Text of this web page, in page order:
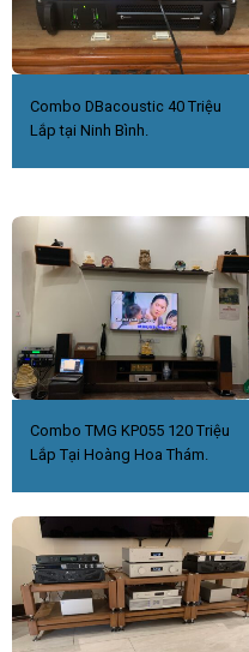
Combo DBacoustic 40 Triệu
Lắp tại Ninh Bình.
Combo TMG KP055 120 Triệu
Lắp Tại Hoàng Hoa Thám.